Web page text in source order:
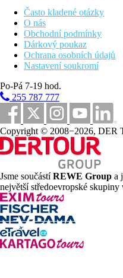
52 km
Vzdálenost od nejbližšího
Pláž
Plážová dovolená
Fotogalerie
Často kladené otázky
O nás
Obchodní podmínky
Dárkový poukaz
Ochrana osobních údajů
Nastavení soukromí
Po-Pá 7-19 hod.
255 787 777
Copyright © 2008−2026, DER
Jsme součástíREWE Group a
největší středoevropské skupiny